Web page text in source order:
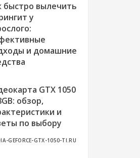
быстро вылечить
у
и домашние
GTX 1050
обзор,
и
по выбору
GEFORCE-GTX-1050-TI.RU